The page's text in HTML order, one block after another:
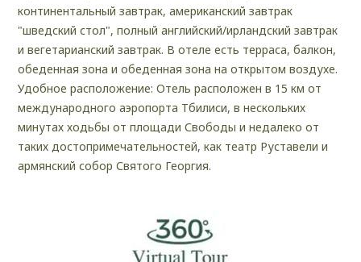
континентальный завтрак, американский завтрак
"шведский стол", полный английский/ирландский завтрак
и вегетарианский завтрак. В отеле есть терраса, балкон,
обеденная зона и обеденная зона на открытом воздухе.
Удобное расположение: Отель расположен в 15 км от
международного аэропорта Тбилиси, в нескольких
минутах ходьбы от площади Свободы и недалеко от
таких достопримечательностей, как театр Руставели и
армянский собор Святого Георгия.